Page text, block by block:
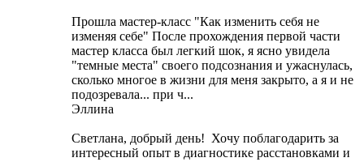
Прошла мастер-класс "Как изменить себя не
изменяя себе" После прохождения первой части
мастер класса был легкий шок, я ясно увидела
"темные места" своего подсознания и ужаснулась,
сколько многое в жизни для меня закрыто, а я и не
подозревала... при ч...
Эллина
Светлана, добрый день! Хочу поблагодарить за
интересный опыт в диагностике расстановками и